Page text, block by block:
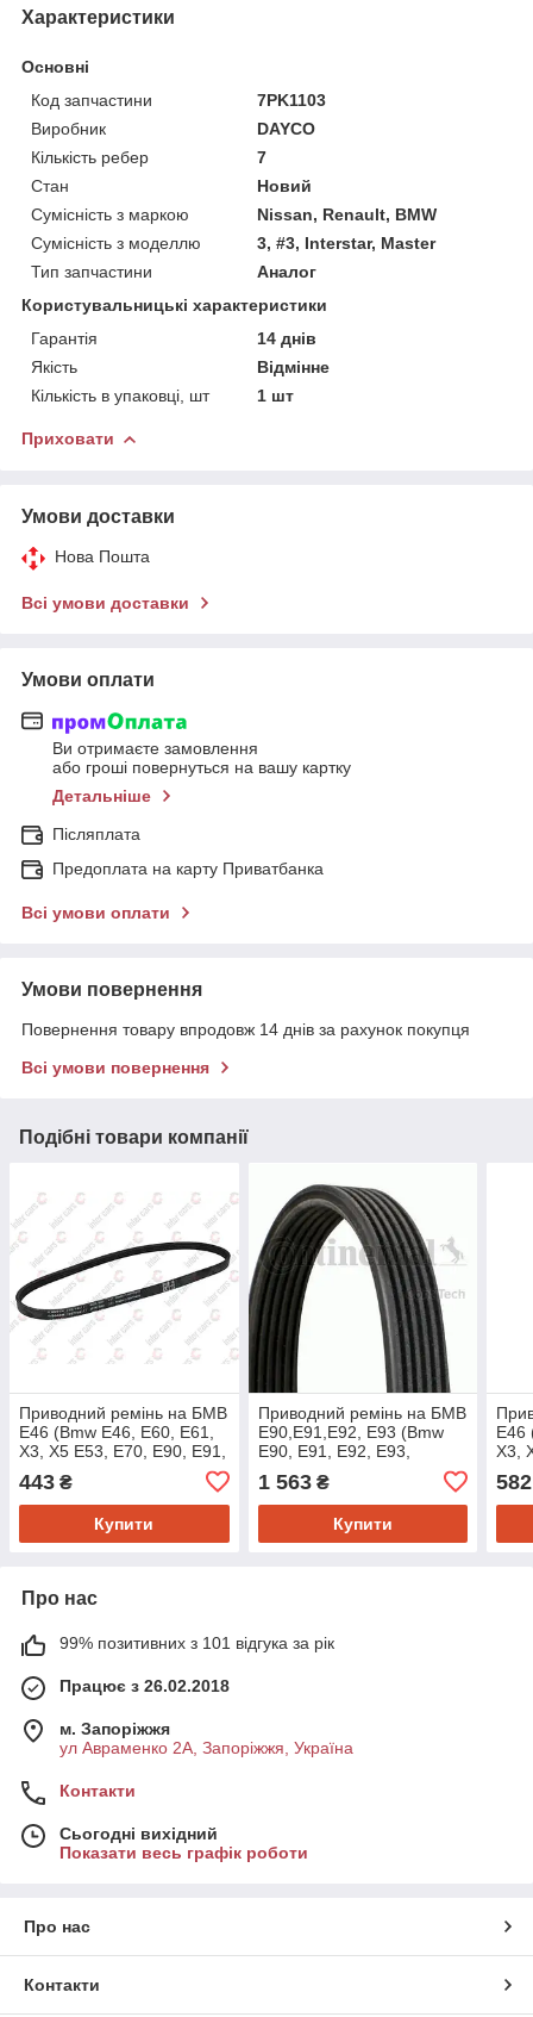
Характеристики
Основні
Код запчастини
7PK1103
Виробник
DAYCO
Кількість ребер
7
Стан
Новий
Сумісність з маркою
Nissan, Renault, BMW
Сумісність з моделлю
3, #3, Interstar, Master
Тип запчастини
Аналог
Користувальницькі характеристики
Гарантія
14 днів
Якість
Відмінне
Кількість в упаковці, шт
1 шт
Приховати
Умови доставки
Нова Пошта
Всі умови доставки
Умови оплати
Ви отримаєте замовлення
або гроші повернуться на вашу картку
Детальніше
Післяплата
Предоплата на карту Приватбанка
Всі умови оплати
Умови повернення
Повернення товару впродовж 14 днів за рахунок покупця
Всі умови повернення
Подібні товари компанії
Приводний ремінь на БМВ
Е46 (Bmw E46, E60, E61,
X3, X5 E53, E70, E90, E91,
1987946111
443 ₴
Купити
Приводний ремінь на БМВ
Е90,Е91,Е92, Е93 (Bmw
E90, E91, E92, E93,
Contitech 6DPK1697
1 563₴
Купити
Е46
X3,
582
Про нас
99% позитивних з 101 відгука за рік
Працює з 26.02.2018
м. Запоріжжя
ул Авраменко 2А, Запоріжжя, Україна
Контакти
Сьогодні вихідний
Показати весь графік роботи
Про нас
Контакти